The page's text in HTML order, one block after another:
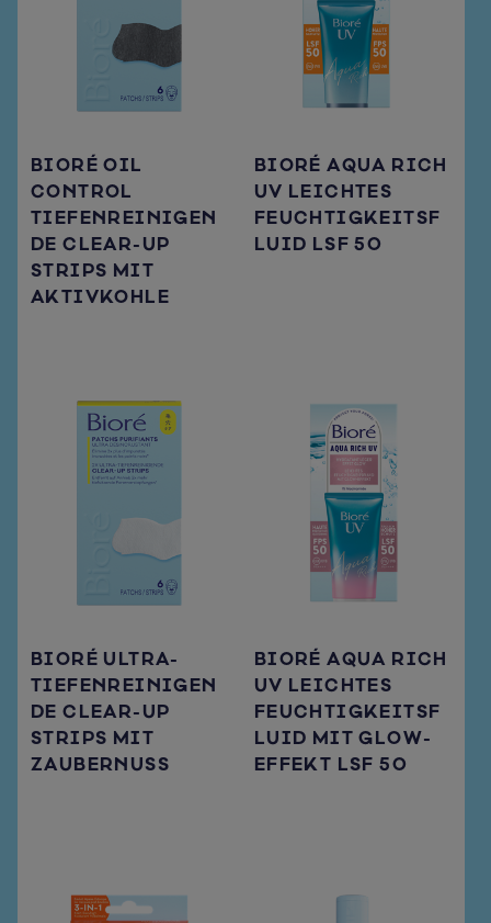
BIORÉ OIL
CONTROL
TIEFENREINIGEN
DE CLEAR-UP
STRIPS MIT
AKTIVKOHLE
BIORÉ AQUA RICH
UV LEICHTES
FEUCHTIGKEITSF
LUID LSF 50
BIORÉ ULTRA-
TIEFENREINIGEN
DE CLEAR-UP
STRIPS MIT
ZAUBERNUSS
BIORÉ AQUA RICH
UV LEICHTES
FEUCHTIGKEITSF
LUID MIT GLOW-
EFFEKT LSF 50